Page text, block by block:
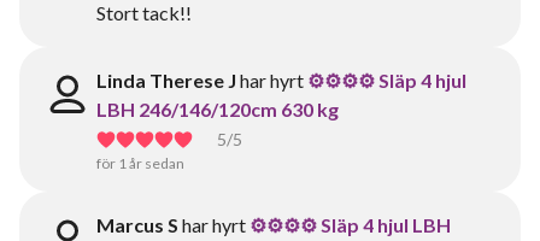
Stort tack!!
Linda Therese J har hyrt ⚙️⚙️⚙️⚙️ Släp 4 hjul
LBH 246/146/120cm 630 kg
5/5
för 1 år sedan
Marcus S har hyrt ⚙️⚙️⚙️⚙️ Släp 4 hjul LBH